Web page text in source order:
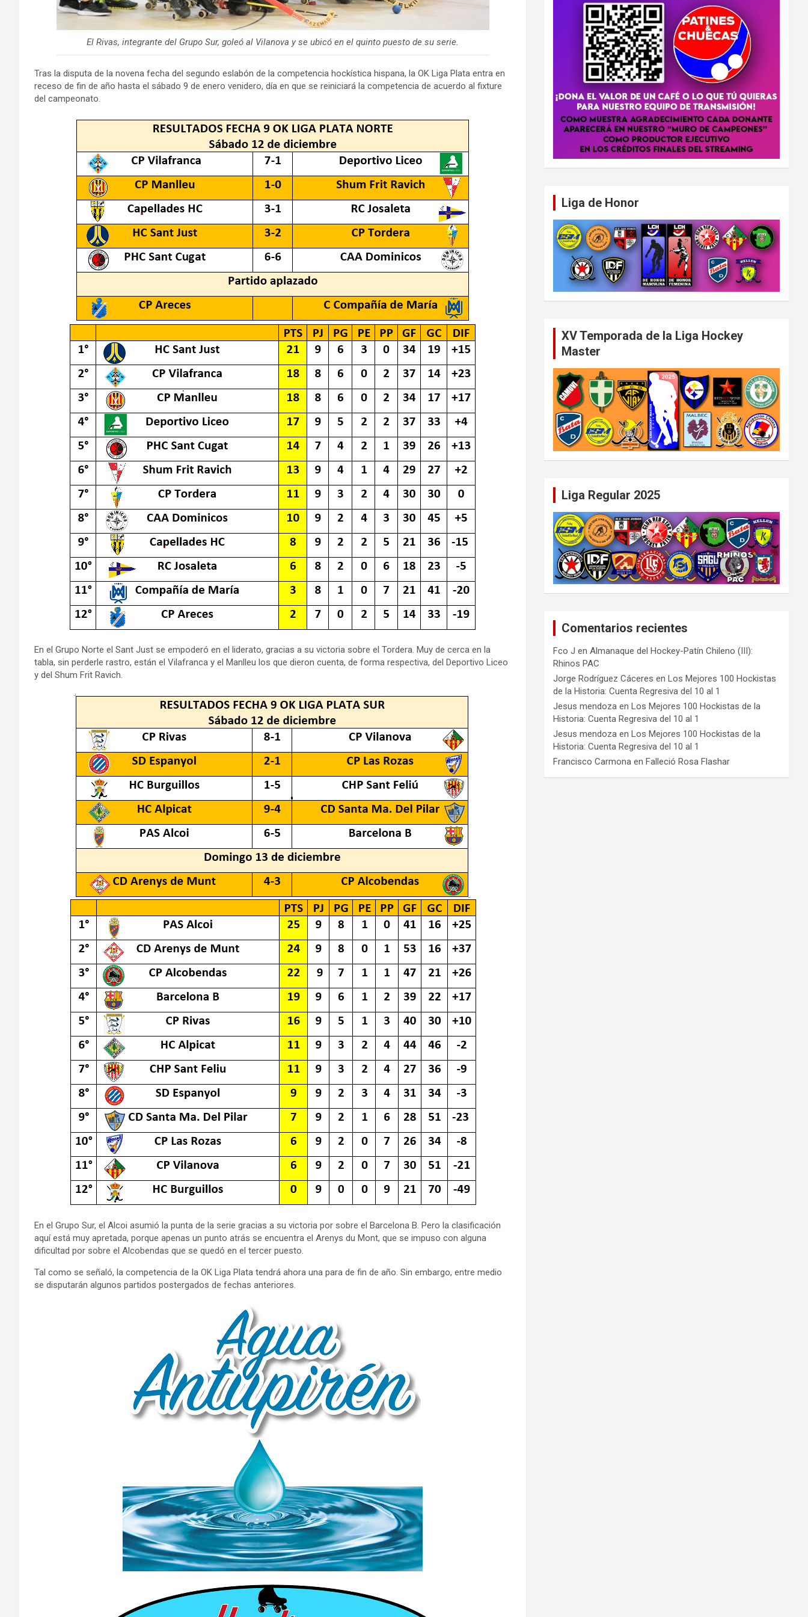
El Rivas, integrante del Grupo Sur, goleó al Vilanova y se ubicó en el quinto puesto de su serie.
Tras la disputa de la novena fecha del segundo eslabón de la competencia hockística hispana, la OK Liga Plata entra en
receso de fin de año hasta el sábado 9 de enero venidero, día en que se reiniciará la competencia de acuerdo al fixture
del campeonato.
En el Grupo Norte el Sant Just se empoderó en el liderato, gracias a su victoria sobre el Tordera. Muy de cerca en la
tabla, sin perderle rastro, están el Vilafranca y el Manlleu los que dieron cuenta, de forma respectiva, del Deportivo Liceo
y del Shum Frit Ravich.
En el Grupo Sur, el Alcoi asumió la punta de la serie gracias a su victoria por sobre el Barcelona B. Pero la clasificación
aquí está muy apretada, porque apenas un punto atrás se encuentra el Arenys du Mont, que se impuso con alguna
dificultad por sobre el Alcobendas que se quedó en el tercer puesto.
Tal como se señaló, la competencia de la OK Liga Plata tendrá ahora una para de fin de año. Sin embargo, entre medio
se disputarán algunos partidos postergados de fechas anteriores.
Liga de Honor
XV Temporada de la Liga Hockey
Master
Liga Regular 2025
Comentarios recientes
Fco J enAlmanaque del Hockey-Patín Chileno (III):
Rhinos PAC
Jorge Rodríguez Cáceres enLos Mejores 100 Hockistas
de la Historia: Cuenta Regresiva del 10 al 1
Jesus mendoza enLos Mejores 100 Hockistas de la
Historia: Cuenta Regresiva del 10 al 1
Jesus mendoza enLos Mejores 100 Hockistas de la
Historia: Cuenta Regresiva del 10 al 1
Francisco Carmona enFalleció Rosa Flashar